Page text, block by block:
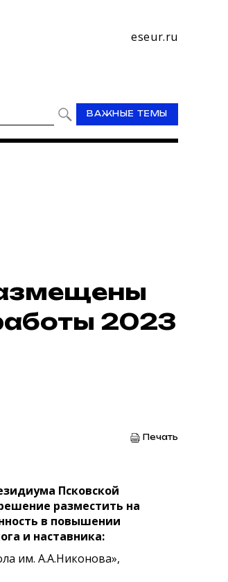
eseur.ru
ВАЖНЫЕ ТЕМЫ
2023
Печать
Псковской
разместить на
в повышении
и наставника:
им. А.А.Никонова»,